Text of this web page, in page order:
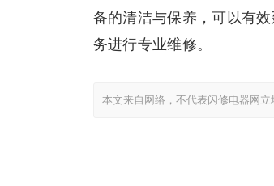
备的清洁与保养，可以有
务进行专业维修。
本文来自网络，不代表闪修电器网立